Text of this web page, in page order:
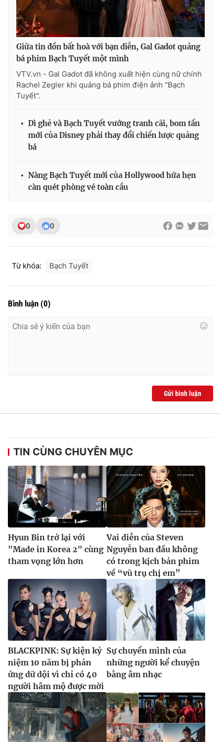
Ðiện thoại Thời báo VTV:
024.66 897 897
Email:
toasoan@vtv.vn
Liên hệ quảng cáo:
024-7300.7108
® Cấm sao chép dưới mọi hình thức nếu không có sự chấp
thuận bằng văn bản. Ghi rõ nguồn VTV.vn khi phát hành lại
thông tin từ website này.
Giữa tin đồn bất hoà với bạn diễn, Gal Gadot quảng
bá phim Bạch Tuyết một mình
VTV.vn - Gal Gadot đã không xuất hiện cùng nữ chính
Rachel Zegler khi quảng bá phim điện ảnh "Bạch
Tuyết".
Dì ghẻ và Bạch Tuyết vướng tranh cãi, bom tấn
mới của Disney phải thay đổi chiến lược quảng
bá
Nàng Bạch Tuyết mới của Hollywood hứa hẹn
càn quét phòng vé toàn cầu
0 0
Từ khóa: Bạch Tuyết
Bình luận (0)
Gửi bình luận
TIN CÙNG CHUYÊN MỤC
Hyun Bin trở lại với
"Made in Korea 2" cùng
tham vọng lớn hơn
Vai diễn của Steven
Nguyễn ban đầu không
có trong kịch bản phim
về “vũ trụ chị em”
BLACKPINK: Sự kiện kỷ
niệm 10 năm bị phản
ứng dữ dội vì chỉ có 40
người hâm mộ được mời
Sự chuyển mình của
những người kể chuyện
bằng âm nhạc